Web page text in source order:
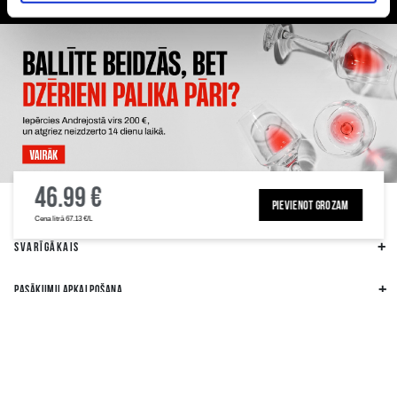
46.99 €
Cena litrā 67.13 €/L
PIEVIENOT GROZAM
ALKOHOLA LIETOŠANAI IR NEGATĪVA IETEKME, TĀ PĀRDOŠANA, IEGĀDĀŠANĀS
UN NODOŠANA NEPILNGADĪGĀM PERSONĀM IR AIZLIEGTA
SVARĪGĀKAIS
PASĀKUMU APKALPOŠANA